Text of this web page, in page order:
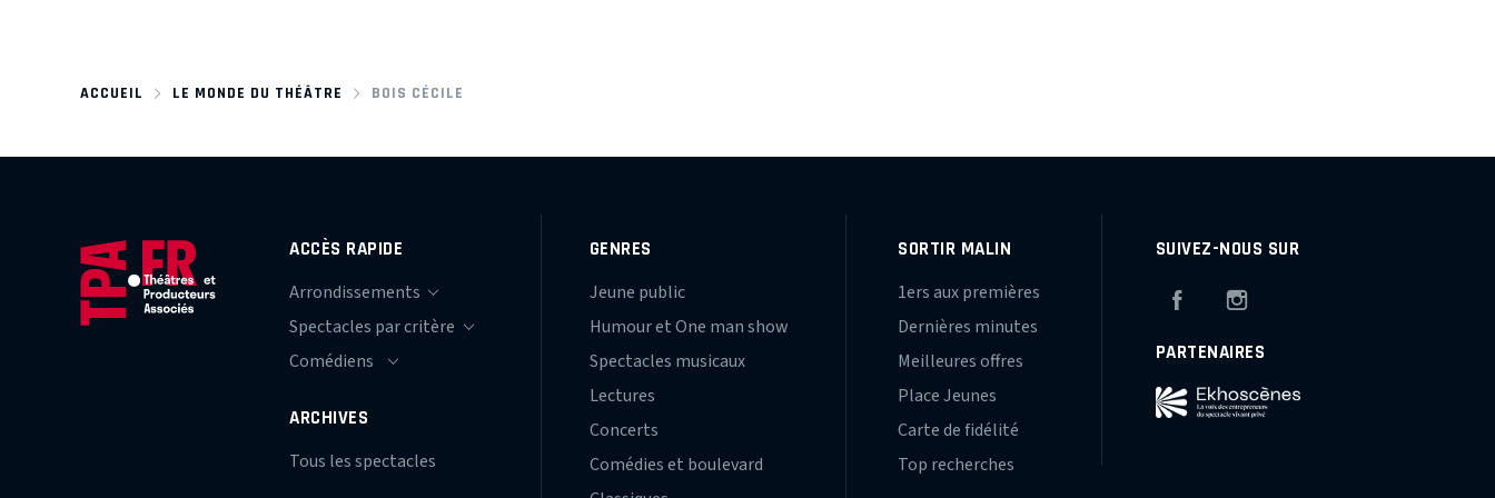
ACCUEIL LE MONDE DU THÉÂTRE BOIS CÉCILE
ACCÈS RAPIDE
ARCHIVES
Tous les spectacles
GENRES
Jeune public
Humour et One man show
Spectacles musicaux
Lectures
Concerts
Comédies et boulevard
SORTIR MALIN
1ers aux premières
Dernières minutes
Meilleures offres
Place Jeunes
Carte de fidélité
Top recherches
SUIVEZ-NOUS SUR
Facebook
PARTENAIRES